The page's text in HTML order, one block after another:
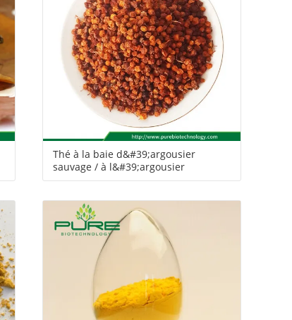
Thé à la baie d&#39;argousier
sauvage / à l&#39;argousier